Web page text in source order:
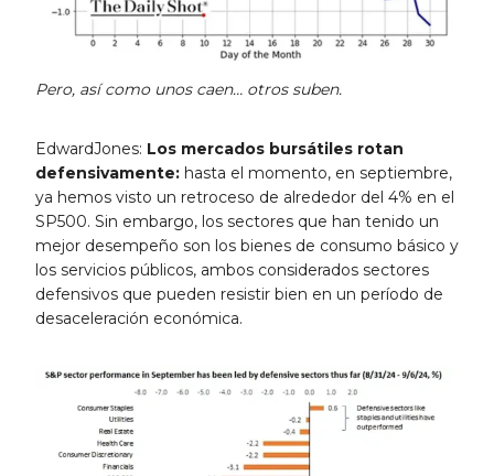
Pero, así como unos caen… otros suben.
EdwardJones: Los mercados bursátiles rotan
defensivamente: hasta el momento, en septiembre,
ya hemos visto un retroceso de alrededor del 4% en el
SP500. Sin embargo, los sectores que han tenido un
mejor desempeño son los bienes de consumo básico y
los servicios públicos, ambos considerados sectores
defensivos que pueden resistir bien en un período de
desaceleración económica.